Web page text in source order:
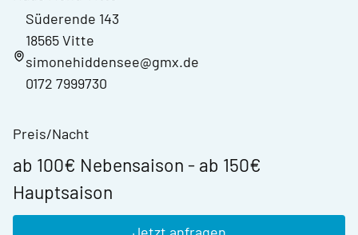
Süderende 143
18565 Vitte
simonehiddensee@gmx.de
0172 7999730
Preis/Nacht
ab 100€ Nebensaison - ab 150€
Hauptsaison